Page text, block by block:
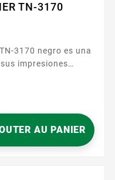
TN-3170
impresiones
3130 , se distingue
inmediatamente
AU PANIER